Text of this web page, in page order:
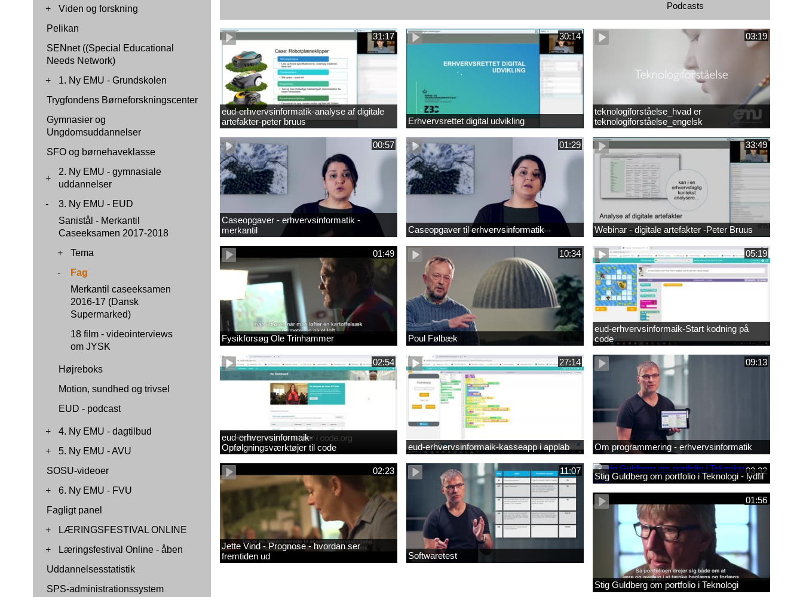
+
Viden og forskning
Pelikan
SENnet ((Special Educational
Needs Network)
+
1. Ny EMU - Grundskolen
Trygfondens Børneforskningscenter
Gymnasier og
Ungdomsuddannelser
SFO og børnehaveklasse
+
2. Ny EMU - gymnasiale
uddannelser
-
3. Ny EMU - EUD
Sanistål - Merkantil
Caseeksamen 2017-2018
+
Tema
-
Fag
Merkantil caseeksamen
2016-17 (Dansk
Supermarked)
18 film - videointerviews
om JYSK
Højreboks
Motion, sundhed og trivsel
EUD - podcast
+
4. Ny EMU - dagtilbud
+
5. Ny EMU - AVU
SOSU-videoer
+
6. Ny EMU - FVU
Fagligt panel
+
LÆRINGSFESTIVAL ONLINE
+
Læringsfestival Online - åben
Uddannelsesstatistik
SPS-administrationssystem
Podcasts
31:17
eud-erhvervsinformatik-analyse af digitale
artefakter-peter bruus
30:14
Erhvervsrettet digital udvikling
03:19
teknologiforståelse_hvad er
teknologiforståelse_engelsk
00:57
Caseopgaver - erhvervsinformatik -
merkantil
01:29
Caseopgaver til erhvervsinformatik
33:49
Webinar - digitale artefakter -Peter Bruus
01:49
Fysikforsøg Ole Trinhammer
10:34
Poul Følbæk
05:19
eud-erhvervsinformaik-Start kodning på
code
02:54
eud-erhvervsinformaik-
Opfølgningsværktøjer til code
27:14
eud-erhvervsinformaik-kasseapp i applab
09:13
Om programmering - erhvervsinformatik
02:23
Jette Vind - Prognose - hvordan ser
fremtiden ud
11:07
Softwaretest
03:32
Stig Guldberg om portfolio i Teknologi - lydfil
01:56
Stig Guldberg om portfolio i Teknologi